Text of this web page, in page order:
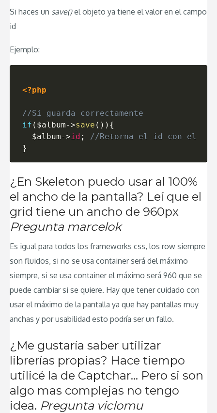
Si haces un save()el objeto ya tiene el valor en el campo
id
Ejemplo:
<?php
//Si guarda correctamente
if ( $album->save ( ) ) {
$album->id ;
//Retorna el id con el
}
¿En Skeleton puedo usar al 100%
el ancho de la pantalla? Leí que el
grid tiene un ancho de 960px
Pregunta marcelok
Es igual para todos los frameworks css, los row siempre
son fluidos, si no se usa container será del máximo
siempre, si se usa container el máximo será 960 que se
puede cambiar si se quiere. Hay que tener cuidado con
usar el máximo de la pantalla ya que hay pantallas muy
anchas y por usabilidad esto podría ser un fallo.
¿Me gustaría saber utilizar
librerías propias? Hace tiempo
utilicé la de Captchar… Pero si son
algo mas complejas no tengo
idea. Pregunta viclomu